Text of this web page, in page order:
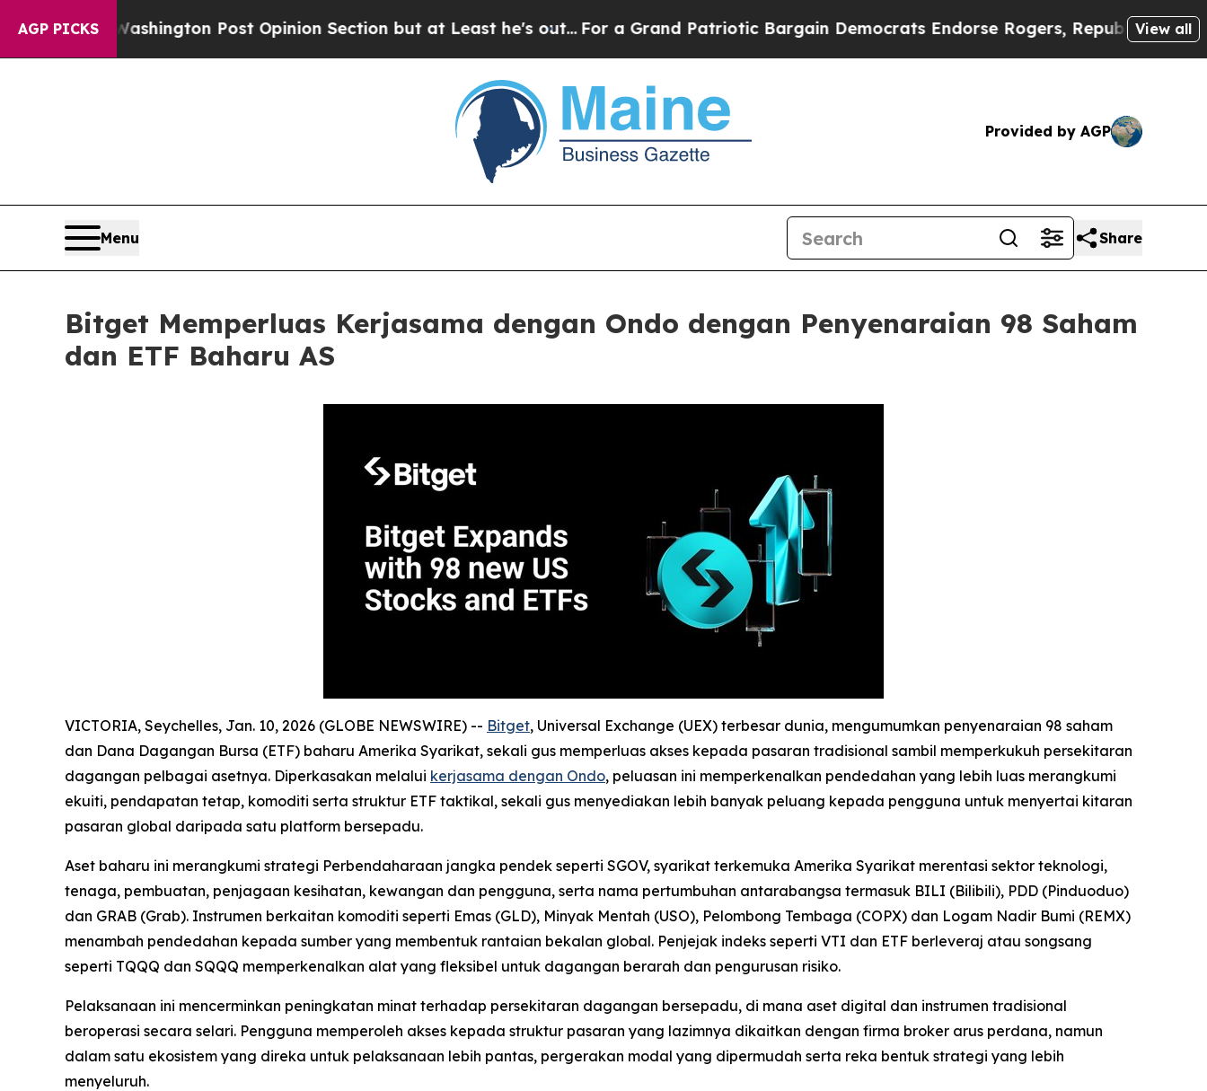
AGP PICKS
Washington Post Opinion Section but at Least he's out... For a Grand Patriotic Bargain Democrats Endorse Rogers, Republicans EndorseView all
Provided by AGP
Menu Share
Bitget Memperluas Kerjasama dengan Ondo dengan Penyenaraian 98 Saham
dan ETF Baharu AS
VICTORIA, Seychelles, Jan. 10, 2026 (GLOBE NEWSWIRE) -- Bitget, Universal Exchange (UEX) terbesar dunia, mengumumkan penyenaraian 98 saham
dan Dana Dagangan Bursa (ETF) baharu Amerika Syarikat, sekali gus memperluas akses kepada pasaran tradisional sambil memperkukuh persekitaran
dagangan pelbagai asetnya. Diperkasakan melalui kerjasama dengan Ondo, peluasan ini memperkenalkan pendedahan yang lebih luas merangkumi
ekuiti, pendapatan tetap, komoditi serta struktur ETF taktikal, sekali gus menyediakan lebih banyak peluang kepada pengguna untuk menyertai kitaran
pasaran global daripada satu platform bersepadu.
Aset baharu ini merangkumi strategi Perbendaharaan jangka pendek seperti SGOV, syarikat terkemuka Amerika Syarikat merentasi sektor teknologi,
tenaga, pembuatan, penjagaan kesihatan, kewangan dan pengguna, serta nama pertumbuhan antarabangsa termasuk BILI (Bilibili), PDD (Pinduoduo)
dan GRAB (Grab). Instrumen berkaitan komoditi seperti Emas (GLD), Minyak Mentah (USO), Pelombong Tembaga (COPX) dan Logam Nadir Bumi (REMX)
menambah pendedahan kepada sumber yang membentuk rantaian bekalan global. Penjejak indeks seperti VTI dan ETF berleveraj atau songsang
seperti TQQQ dan SQQQ memperkenalkan alat yang fleksibel untuk dagangan berarah dan pengurusan risiko.
Pelaksanaan ini mencerminkan peningkatan minat terhadap persekitaran dagangan bersepadu, di mana aset digital dan instrumen tradisional
beroperasi secara selari. Pengguna memperoleh akses kepada struktur pasaran yang lazimnya dikaitkan dengan firma broker arus perdana, namun
dalam satu ekosistem yang direka untuk pelaksanaan lebih pantas, pergerakan modal yang dipermudah serta reka bentuk strategi yang lebih
menyeluruh.